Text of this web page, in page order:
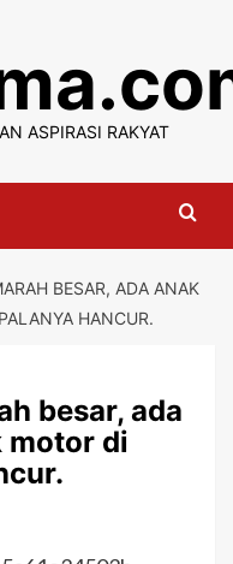
ASPIRASI RAKYAT
BESAR, ADA ANAK
HANCUR.
besar, ada
motor di